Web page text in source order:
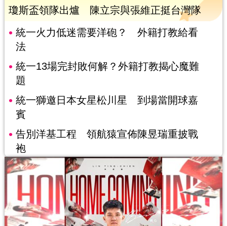
瓊斯盃領隊出爐 陳立宗與張維正挺台灣隊
統一火力低迷需要洋砲？ 外籍打教給看
法
統一13場完封敗何解？外籍打教揭心魔難
題
統一獅邀日本女星松川星 到場當開球嘉
賓
告別洋基工程 領航猿宣佈陳昱瑞重披戰
袍